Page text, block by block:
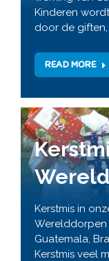
Kinderen
door de
READ MORE
Kerstmis in
Werelddorpen
Guatemala,
Kerstmis veel